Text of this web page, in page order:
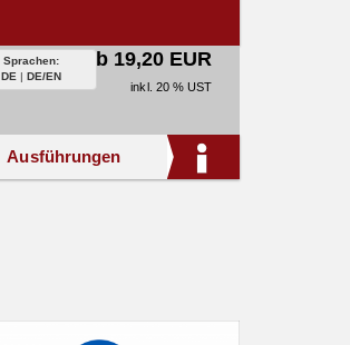
Sprachen:
DE | DE/EN
ab 19,20 EUR
inkl. 20 % UST
Ausführungen